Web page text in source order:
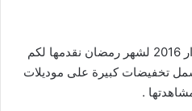
عروض محمد يوسف ناغي جاكوار 2016 لشهر رمضان نقدمها لكم
تخفيضات كبيرة على موديلات
.